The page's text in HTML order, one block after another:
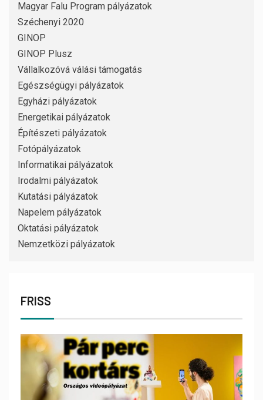
Magyar Falu Program pályázatok
Széchenyi 2020
GINOP
GINOP Plusz
Vállalkozóvá válási támogatás
Egészségügyi pályázatok
Egyházi pályázatok
Energetikai pályázatok
Építészeti pályázatok
Fotópályázatok
Informatikai pályázatok
Irodalmi pályázatok
Kutatási pályázatok
Napelem pályázatok
Oktatási pályázatok
Nemzetközi pályázatok
FRISS